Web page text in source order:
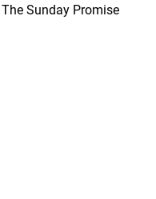
The Sunday Promise